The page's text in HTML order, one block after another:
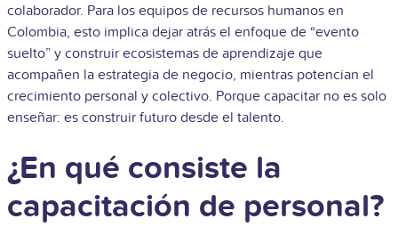
colaborador. Para los equipos de recursos humanos en
Colombia, esto implica dejar atrás el enfoque de “evento
suelto” y construir ecosistemas de aprendizaje que
acompañen la estrategia de negocio, mientras potencian el
crecimiento personal y colectivo. Porque capacitar no es solo
enseñar: es construir futuro desde el talento.
¿En qué consiste la
capacitación de personal?